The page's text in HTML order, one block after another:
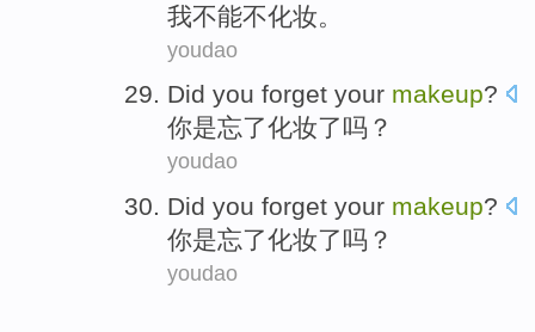
我不能不化妆 。
youdao
Did you forget your makeup?
你是忘了化妆了吗？
youdao
Did you forget your makeup?
你是忘了化妆了吗？
youdao